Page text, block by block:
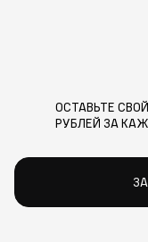
ОСТАВЬТЕ
РУБЛЕЙ ЗА